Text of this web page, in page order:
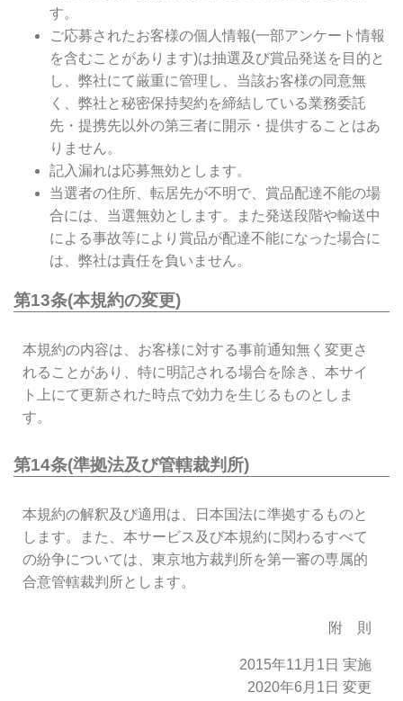
す。
ご応募されたお客様の個人情報(一部アンケート情報
を含むことがあります)は抽選及び賞品発送を目的と
し、弊社にて厳重に管理し、当該お客様の同意無
く、弊社と秘密保持契約を締結している業務委託
先・提携先以外の第三者に開示・提供することはあ
りません。
記入漏れは応募無効とします。
当選者の住所、転居先が不明で、賞品配達不能の場
合には、当選無効とします。また発送段階や輸送中
による事故等により賞品が配達不能になった場合に
は、弊社は責任を負いません。
第13条(本規約の変更)
本規約の内容は、お客様に対する事前通知無く変更さ
れることがあり、特に明記される場合を除き、本サイ
ト上にて更新された時点で効力を生じるものとしま
す。
第14条(準拠法及び管轄裁判所)
本規約の解釈及び適用は、日本国法に準拠するものと
します。また、本サービス及び本規約に関わるすべて
の紛争については、東京地方裁判所を第一審の専属的
合意管轄裁判所とします。
附 則
2015年11月1日 実施
2020年6月1日 変更